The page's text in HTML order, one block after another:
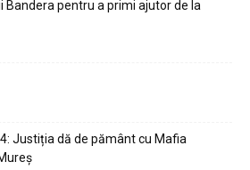
pentru a primi ajutor de la
Justiția dă de pământ cu Mafia